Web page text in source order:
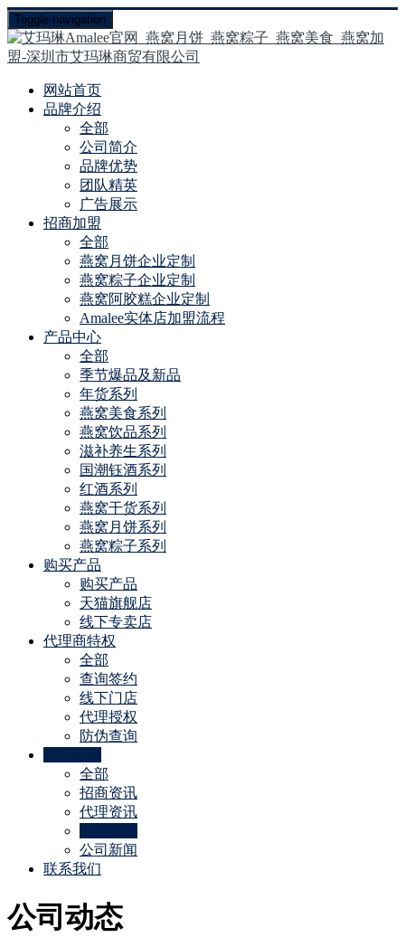
Toggle navigation
网站首页
品牌介绍
全部
公司简介
品牌优势
团队精英
广告展示
招商加盟
全部
燕窝月饼企业定制
燕窝粽子企业定制
燕窝阿胶糕企业定制
Amalee实体店加盟流程
产品中心
全部
季节爆品及新品
年货系列
燕窝美食系列
燕窝饮品系列
滋补养生系列
国潮钰酒系列
红酒系列
燕窝干货系列
燕窝月饼系列
燕窝粽子系列
购买产品
购买产品
天猫旗舰店
线下专卖店
代理商特权
全部
查询签约
线下门店
代理授权
防伪查询
全部
招商资讯
代理资讯
公司新闻
联系我们
公司动态